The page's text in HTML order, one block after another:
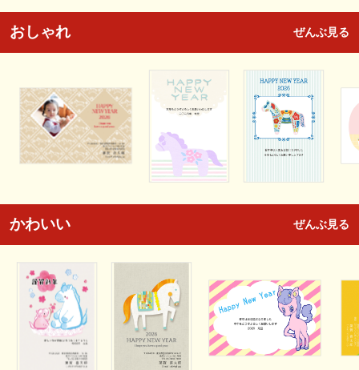
おしゃれ ぜんぶ見る
かわいい ぜんぶ見る